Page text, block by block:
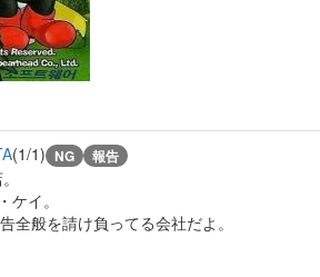
(1/1) NG 報告
イ。
全般を請け負ってる会社だよ。